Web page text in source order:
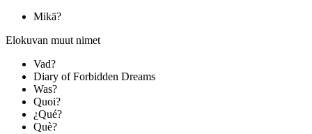
Mikä?
Elokuvan muut nimet
Vad?
Diary of Forbidden Dreams
Was?
Quoi?
¿Qué?
Què?